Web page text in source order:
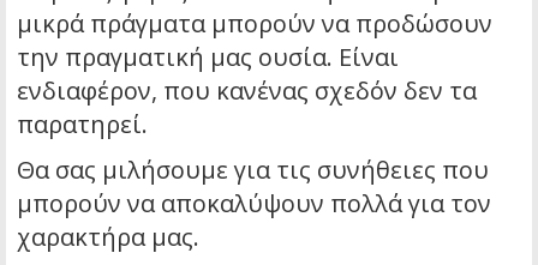
μικρά πράγματα μπορούν να προδώσουν
την πραγματική μας ουσία. Είναι
ενδιαφέρον, που κανένας σχεδόν δεν τα
παρατηρεί.
Θα σας μιλήσουμε για τις συνήθειες που
μπορούν να αποκαλύψουν πολλά για τον
χαρακτήρα μας.